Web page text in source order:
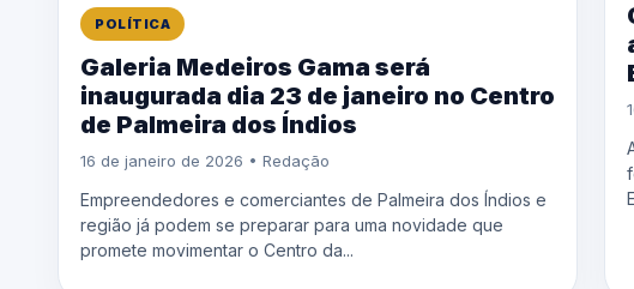
POLÍTICA
Galeria Medeiros Gama será
inaugurada dia 23 de janeiro no Centro
de Palmeira dos Índios
16 de janeiro de 2026 • Redação
Empreendedores e comerciantes de Palmeira dos Índios e
região já podem se preparar para uma novidade que
promete movimentar o Centro da...